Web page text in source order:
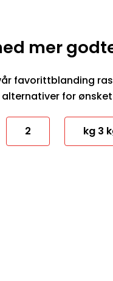
mer
favorittblanding
for
2 kg 3